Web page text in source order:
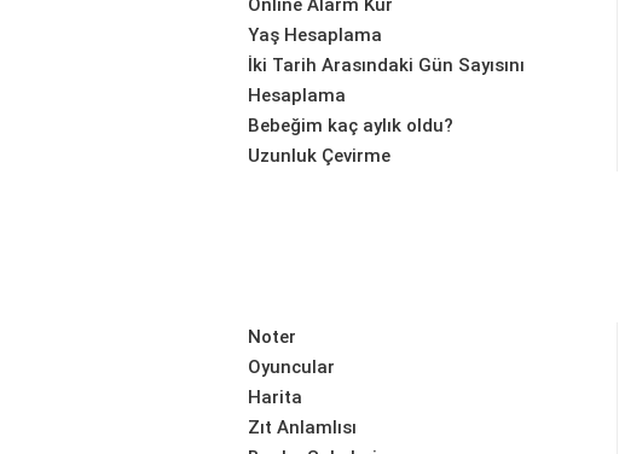
Online Alarm Kur
Yaş Hesaplama
İki Tarih Arasındaki Gün Sayısını
Hesaplama
Bebeğim kaç aylık oldu?
Uzunluk Çevirme
Noter
Oyuncular
Harita
Zıt Anlamlısı